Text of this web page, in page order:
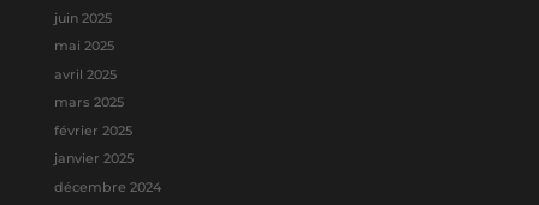
juin 2025
mai 2025
avril 2025
mars 2025
février 2025
janvier 2025
décembre 2024